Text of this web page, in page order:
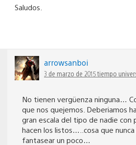
Saludos.
arrowsanboi
3 de marzo de 2015 tiempo
No tienen vergüenza ninguna…
que nos quejemos. Deberiamos
gran escala del tipo de nadie con
hacen los listos…..cosa que
fantasear un poco…